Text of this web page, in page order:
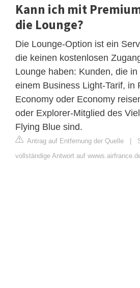
Kann ich mit
die Lounge?
Die Lounge-Option ist ein
die keinen kostenlosen
Lounge haben: Kunden, die
einem Business Light-Tarif, in
Economy oder Economy
oder Explorer-Mitglied des
Flying Blue sind.
Antrag auf Entfernung der Quelle |
vollständige Antwort auf